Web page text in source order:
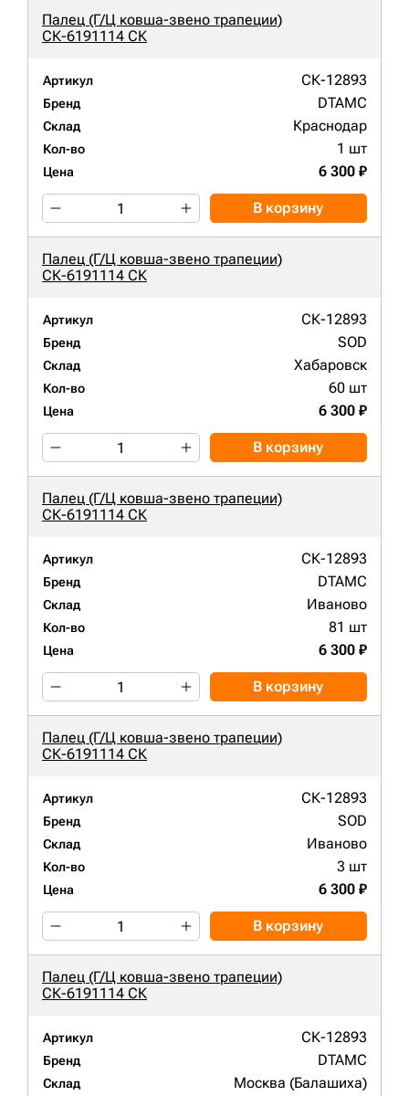
Палец (Г/Ц ковша-звено трапеции)
СК-6191114 СК
Артикул СК-12893
Бренд DTAMC
Склад Краснодар
Кол-во 1 шт
Цена 6 300 ₽
В корзину
Палец (Г/Ц ковша-звено трапеции)
СК-6191114 СК
Артикул СК-12893
Бренд SOD
Склад Хабаровск
Кол-во 60 шт
Цена 6 300 ₽
В корзину
Палец (Г/Ц ковша-звено трапеции)
СК-6191114 СК
Артикул СК-12893
Бренд DTAMC
Склад Иваново
Кол-во 81 шт
Цена 6 300 ₽
В корзину
Палец (Г/Ц ковша-звено трапеции)
СК-6191114 СК
Артикул СК-12893
Бренд SOD
Склад Иваново
Кол-во 3 шт
Цена 6 300 ₽
В корзину
Палец (Г/Ц ковша-звено трапеции)
СК-6191114 СК
Артикул СК-12893
Бренд DTAMC
Склад Москва (Балашиха)